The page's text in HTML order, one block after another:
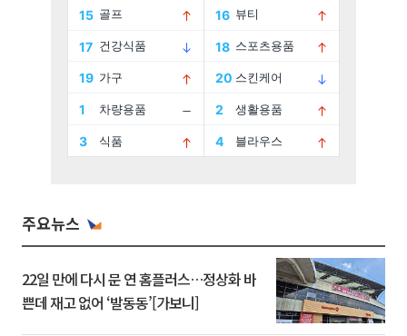
주요뉴스
22일 만에 다시 문 연 홈플러스…정상화 바
쁜데 재고 없어 ‘발동동’[가보니]